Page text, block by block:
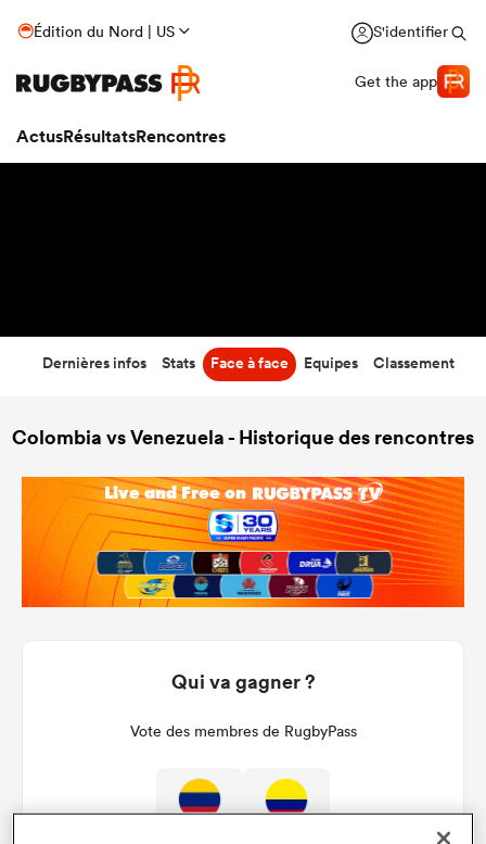
Édition du Nord | US S'identifier
Get the app
ActusRésultatsRencontres
Dernières infos Stats Face à face Equipes Classement
Colombia vs Venezuela - Historique des rencontres
Qui va gagner ?
Vote des membres de RugbyPass